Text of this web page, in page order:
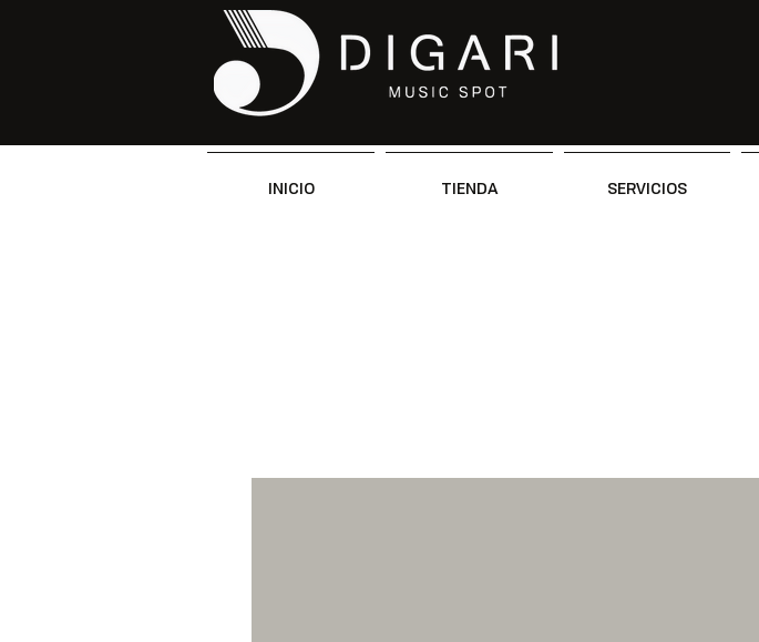
INICIO TIENDA SERVICIOS